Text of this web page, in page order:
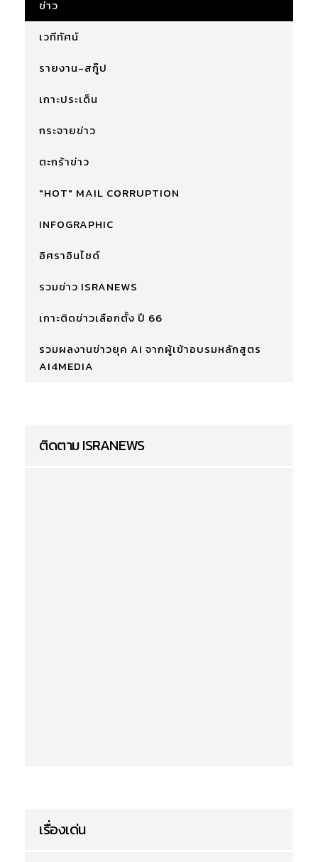
ข่าว
เวทีทัศน์
รายงาน-สกู๊ป
เกาะประเด็น
กระจายข่าว
ตะกร้าข่าว
"HOT" MAIL CORRUPTION
INFOGRAPHIC
อิศราอินไซด์
รวมข่าว ISRANEWS
เกาะติดข่าวเลือกตั้ง ปี 66
รวมผลงานข่าวยุค AI จากผู้เข้าอบรมหลักสูตร
AI4MEDIA
ติดตาม ISRANEWS
เรื่องเด่น